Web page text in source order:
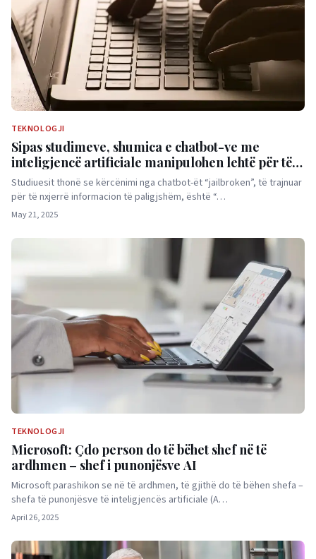
TEKNOLOGJI
Sipas studimeve, shumica e chatbot-ve me
inteligjencë artificiale manipulohen lehtë për të
dhënë përgjigje të rrezikshme
Studiuesit thonë se kërcënimi nga chatbot-ët “jailbroken”, të trajnuar
për të nxjerrë informacion të paligjshëm, është “…
May 21, 2025
TEKNOLOGJI
Microsoft: Çdo person do të bëhet shef në të
ardhmen – shef i punonjësve AI
Microsoft parashikon se në të ardhmen, të gjithë do të bëhen shefa –
shefa të punonjësve të inteligjencës artificiale (A…
April 26, 2025